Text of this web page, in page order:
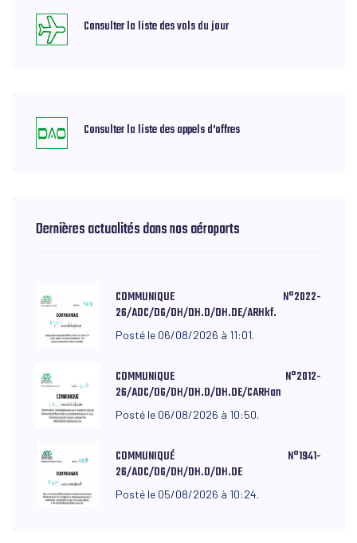
Consulter la liste des vols du jour
Consulter la liste des appels d'offres
Dernières actualités dans nos aéroports
COMMUNIQUE N°2022-
26/ADC/DG/DH/DH.D/DH.DE/ARHkf.
Posté le 06/08/2026 à 11:01.
COMMUNIQUE N°2012-
26/ADC/DG/DH/DH.D/DH.DE/CARHan
Posté le 06/08/2026 à 10:50.
COMMUNIQUÉ N°1941-
26/ADC/DG/DH/DH.D/DH.DE
Posté le 05/08/2026 à 10:24.